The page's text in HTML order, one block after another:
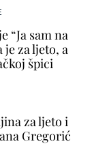
“Ja sam na
je za ljeto, a
špici
za ljeto i
Gregorić